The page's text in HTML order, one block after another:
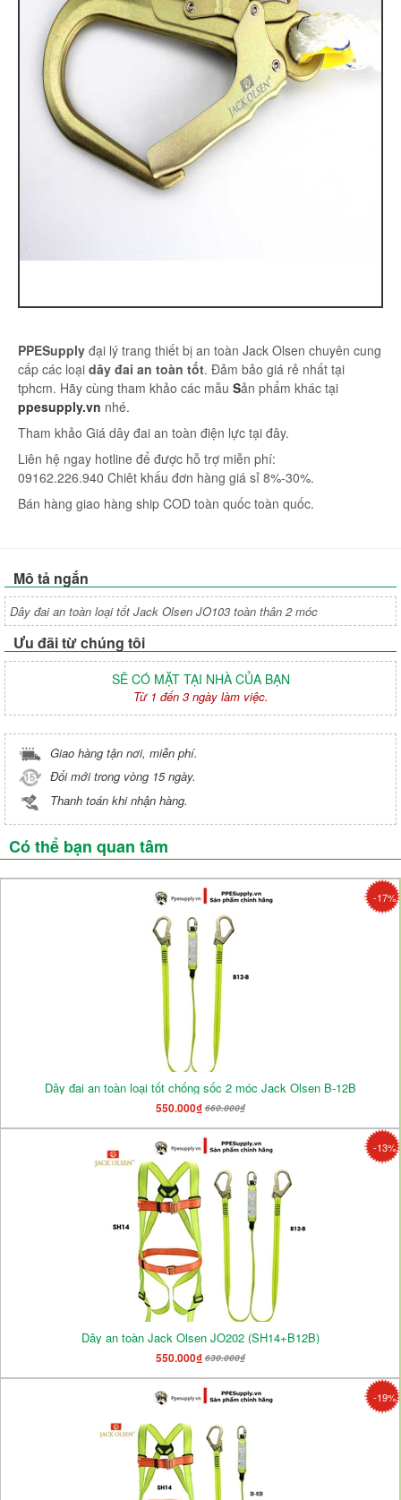
PPESupply đại lý trang thiết bị an toàn Jack Olsen chuyên cung
cấp các loại dây đai an toàn tốt. Đảm bảo giá rẻ nhất tại
tphcm. Hãy cùng tham khảo các mẫu Sản phẩm khác tại
ppesupply.vn nhé.
Tham khảo Giá dây đai an toàn điện lực tại đây.
Liên hệ ngay hotline để được hỗ trợ miễn phí:
09162.226.940 Chiêt khấu đơn hàng giá sỉ 8%-30%.
Bán hàng giao hàng ship COD toàn quốc toàn quốc.
Mô tả ngắn
Dây đai an toàn loại tốt Jack Olsen JO103 toàn thân 2 móc
Ưu đãi từ chúng tôi
SẼ CÓ MẶT TẠI NHÀ CỦA BẠN
Từ 1 đến 3 ngày làm việc.
Giao hàng tận nơi, miễn phí.
Đổi mới trong vòng 15 ngày.
Thanh toán khi nhận hàng.
Có thể bạn quan tâm
-17%
Dây đai an toàn loại tốt chống sốc 2 móc Jack Olsen B-12B
550.000₫660.000₫
-13%
Dây an toàn Jack Olsen JO202 (SH14+B12B)
550.000₫630.000₫
-19%